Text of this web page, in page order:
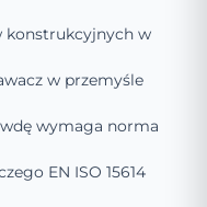
konstrukcyjnych w
w przemyśle
wymaga norma
EN ISO 15614